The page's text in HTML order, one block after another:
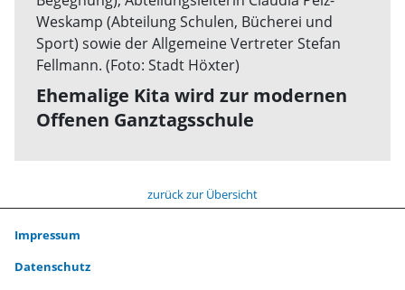
Ehemalige Kita wird zur modernen
Offenen Ganztagsschule
zurück zur Übersicht
Impressum
Datenschutz